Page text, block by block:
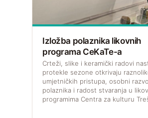
Izložba polaznika likovnih
programa CeKaTe-a
Crteži, slike i keramički radovi
protekle sezone otkrivaju
umjetničkih pristupa, osobni
polaznika i radost stvaranja u
programima Centra za kulturu